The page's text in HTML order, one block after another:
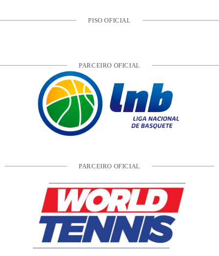
PISO OFICIAL
PARCEIRO OFICIAL
PARCEIRO OFICIAL